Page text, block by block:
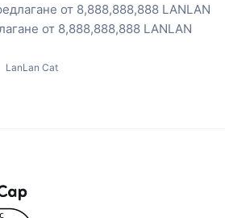
от 8,888,888,888 LANLAN
от 8,888,888,888 LANLAN
LanLan Cat